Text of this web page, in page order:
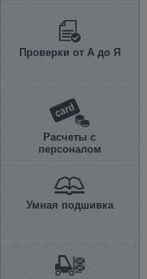
Проверки от А до Я
Расчеты с
персоналом
Умная подшивка